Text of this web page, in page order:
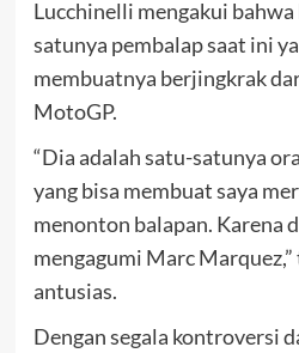
Lucchinelli mengakui
satunya pembalap saat ini
membuatnya berjingkrak
MotoGP.
“Dia adalah satu-satunya
yang bisa membuat saya
menonton balapan. Karena
mengagumi Marc
antusias.
Dengan segala kontroversi